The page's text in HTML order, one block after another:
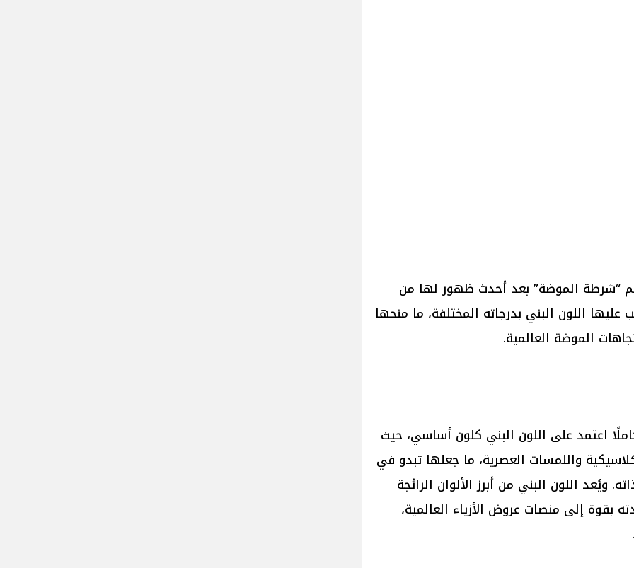
“شرطة الموضة” بعد أحدث ظهور لها من
اللون البني بدرجاته المختلفة، ما منحها
الموضة العالمية.
اعتمد على اللون البني كلون أساسي، حيث
واللمسات العصرية، ما جعلها تبدو في
ويُعد اللون البني من أبرز الألوان الرائجة
بقوة إلى منصات عروض الأزياء العالمية،